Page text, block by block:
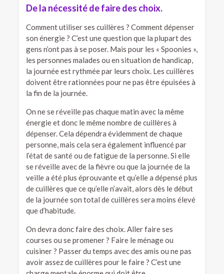
De la nécessité de faire des choix.
Comment utiliser ses cuillères ? Comment dépenser
son énergie ? C’est une question que la plupart des
gens n’ont pas à se poser. Mais pour les « Spoonies »,
les personnes malades ou en situation de handicap,
la journée est rythmée par leurs choix. Les cuillères
doivent être rationnées pour ne pas être épuisées à
la fin de la journée.
On ne se réveille pas chaque matin avec la même
énergie et donc le même nombre de cuillères à
dépenser. Cela dépendra évidemment de chaque
personne, mais cela sera également influencé par
l’état de santé ou de fatigue de la personne. Si elle
se réveille avec de la fièvre ou que la journée de la
veille a été plus éprouvante et qu’elle a dépensé plus
de cuillères que ce qu’elle n’avait, alors dès le début
de la journée son total de cuillères sera moins élevé
que d’habitude.
On devra donc faire des choix. Aller faire ses
courses ou se promener ? Faire le ménage ou
cuisiner ? Passer du temps avec des amis ou ne pas
avoir assez de cuillères pour le faire ? C’est une